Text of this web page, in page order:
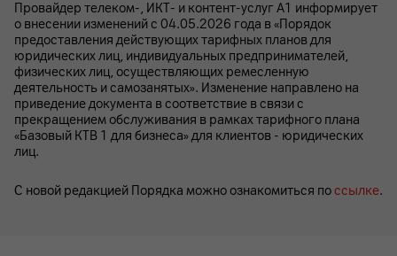
Провайдер телеком-, ИКТ- и контент-услуг А1 информирует
о внесении изменений с 04.05.2026 года в «Порядок
предоставления действующих тарифных планов для
юридических лиц, индивидуальных предпринимателей,
физических лиц, осуществляющих ремесленную
деятельность и самозанятых». Изменение направлено на
приведение документа в соответствие в связи с
прекращением обслуживания в рамках тарифного плана
«Базовый КТВ 1 для бизнеса» для клиентов - юридических
лиц.
С новой редакцией Порядка можно ознакомиться поссылке.